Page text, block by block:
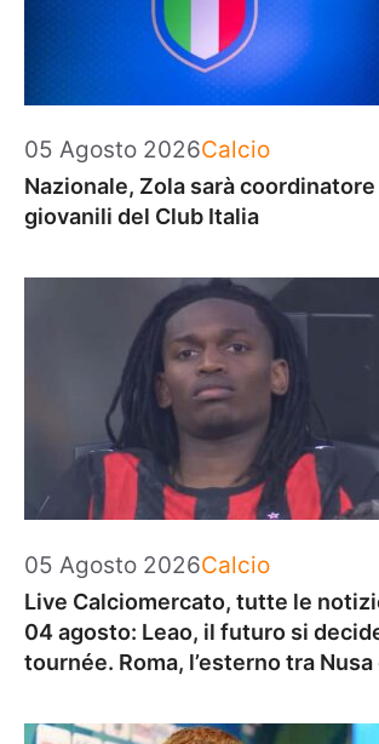
05 Agosto 2026Categorie
Calcio
Nazionale, Zola sarà
giovanili del Club Italia
05 Agosto 2026Categorie
Calcio
Live Calciomercato, tutte le
04 agosto: Leao, il futuro si
tournée. Roma, l’esterno tra Nusa